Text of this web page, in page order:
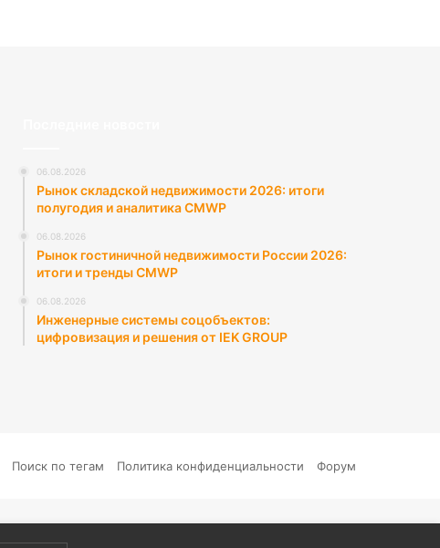
06.08.2026
Рынок складской недвижимости 2026: итоги
полугодия и аналитика CMWP
06.08.2026
Рынок гостиничной недвижимости России 2026:
итоги и тренды CMWP
06.08.2026
Инженерные системы соцобъектов:
цифровизация и решения от IEK GROUP
Поиск по тегам Политика конфиденциальности Форум